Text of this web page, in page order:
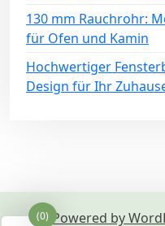
130 mm Rauchrohr:
für Ofen und Kamin
Hochwertiger
Design für Ihr
Powered by
(0)